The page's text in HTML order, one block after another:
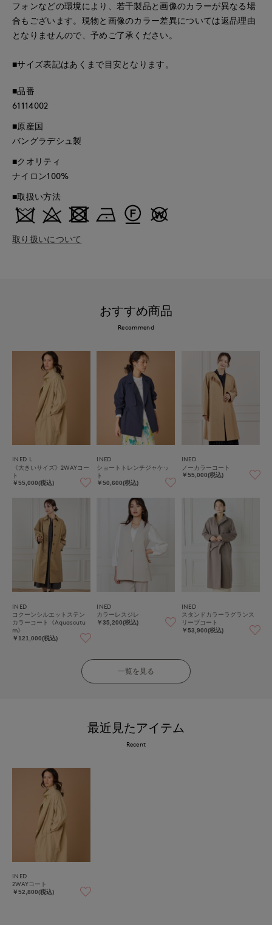
フォンなどの環境により、若干製品と画像のカラーが異なる場
合もございます。現物と画像のカラー差異については返品理由
となりませんので、予めご了承ください。
■サイズ表記はあくまで目安となります。
■品番
61114002
■原産国
バングラデシュ製
■クオリティ
ナイロン100%
■取扱い方法
取り扱いについて
おすすめ商品
Recommend
INED L
《大きいサイズ》2WAYコー
ト
￥55,000(税込)
INED
ショートトレンチジャケッ
ト
￥50,600(税込)
INED
ノーカラーコート
￥55,000(税込)
INED
コクーンシルエットステン
カラーコート《Aquascutu
m》
￥121,000(税込)
INED
カラーレスジレ
￥35,200(税込)
INED
スタンドカラーラグランス
リーブコート
￥53,900(税込)
一覧を見る
最近見たアイテム
Recent
INED
2WAYコート
￥52,800(税込)